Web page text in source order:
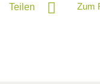
Teilen Zum